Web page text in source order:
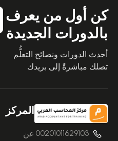
كن أول من يعرف
بالدورات الجديدة
أحدث الدورات ونصائح التعلُّم
تصلك مباشرةً إلى بريدك
00201011629103
المركز
عن